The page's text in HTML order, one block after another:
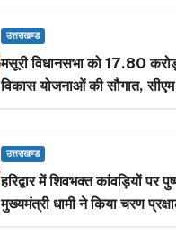
उत्तराखण्ड
मसूरी विधानसभा को 17.80
विकास योजनाओं की सौगात, सीएम
ने किया लोकार्पण-शिलान्यास.
उत्तराखण्ड
हरिद्वार में शिवभक्त कांवड़ियों पर
मुख्यमंत्री धामी ने किया चरण